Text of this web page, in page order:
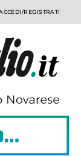
REGISTRATI